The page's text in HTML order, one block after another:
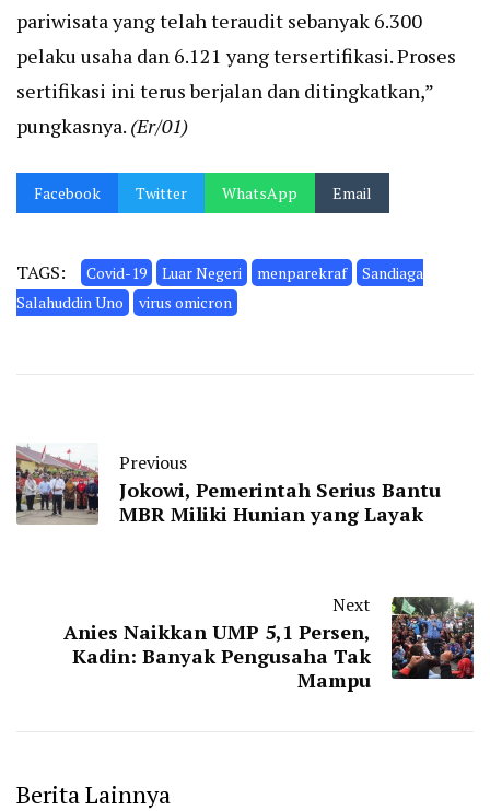
pariwisata yang telah teraudit sebanyak 6.300
pelaku usaha dan 6.121 yang tersertifikasi. Proses
sertifikasi ini terus berjalan dan ditingkatkan,”
pungkasnya. (Er/01)
Facebook Twitter WhatsApp Email
TAGS: Covid-19 Luar Negeri menparekraf
Sandiaga
Salahuddin Uno
virus omicron
Previous
Jokowi, Pemerintah Serius Bantu
MBR Miliki Hunian yang Layak
Next
Anies Naikkan UMP 5,1 Persen,
Kadin: Banyak Pengusaha Tak
Mampu
Berita Lainnya